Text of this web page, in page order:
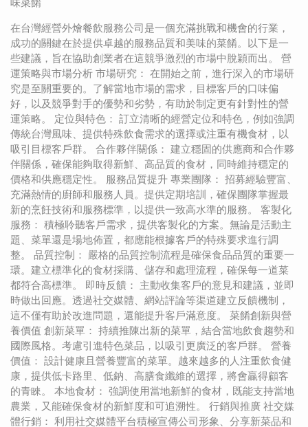
在台灣經營外燴餐飲服務公司是一個充滿挑戰和機會的行業，
成功的關鍵在於提供卓越的服務品質和美味的菜餚。以下是一
些建議，旨在協助創業者在這競爭激烈的市場中脫穎而出。 營
運策略與市場分析 市場研究： 在開始之前，進行深入的市場研
究是至關重要的。了解當地市場的需求，目標客戶的口味偏
好，以及競爭對手的優勢和劣勢，有助於制定更有針對性的營
運策略。 定位與特色： 訂立清晰的經營定位和特色，例如強調
傳統台灣風味、提供特殊飲食需求的選擇或注重有機食材，以
吸引目標客戶群。 合作夥伴關係： 建立穩固的供應商和合作夥
伴關係，確保能夠取得新鮮、高品質的食材，同時維持穩定的
價格和供應穩定性。 服務品質提升 專業團隊： 招募經驗豐富、
充滿熱情的廚師和服務人員。提供定期培訓，確保團隊掌握最
新的烹飪技術和服務標準，以提供一致高水準的服務。 客製化
服務： 積極聆聽客戶需求，提供客製化的方案。無論是活動主
題、菜單還是場地佈置，都應能根據客戶的特殊要求進行調
整。 品質控制： 嚴格的品質控制流程是確保食品品質的重要一
環。建立標準化的食材採購、儲存和處理流程，確保每一道菜
都符合高標準。 即時反饋： 主動收集客戶的意見和建議，並即
時做出回應。透過社交媒體、網站評論等渠道建立反饋機制，
這不僅有助於改進問題，還能提升客戶滿意度。 菜餚創新與營
養價值 創新菜單： 持續推陳出新的菜單，結合當地飲食趨勢和
國際風格。考慮引進特色菜品，以吸引更廣泛的客戶群。 營養
價值： 設計健康且營養豐富的菜單。越來越多的人注重飲食健
康，提供低卡路里、低鈉、高膳食纖維的選擇，將會贏得顧客
的青睞。 本地食材： 強調使用當地新鮮的食材，既能支持當地
農業，又能確保食材的新鮮度和可追溯性。 行銷與推廣 社交媒
體行銷： 利用社交媒體平台積極宣傳公司形象、分享新菜品和